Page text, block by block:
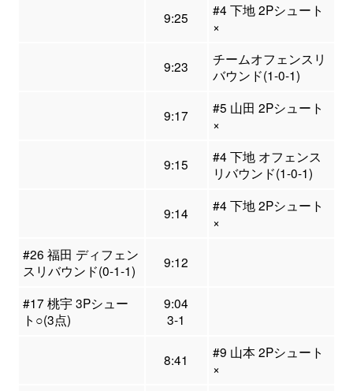
9:25
#4 下地 2Pシュート
×
9:23
チームオフェンスリ
バウンド(1-0-1)
9:17
#5 山田 2Pシュート
×
9:15
#4 下地 オフェンス
リバウンド(1-0-1)
9:14
#4 下地 2Pシュート
×
#26 福田 ディフェン
スリバウンド(0-1-1)
9:12
#17 桃宇 3Pシュー
ト○(3点)
9:04
3-1
8:41
#9 山本 2Pシュート
×